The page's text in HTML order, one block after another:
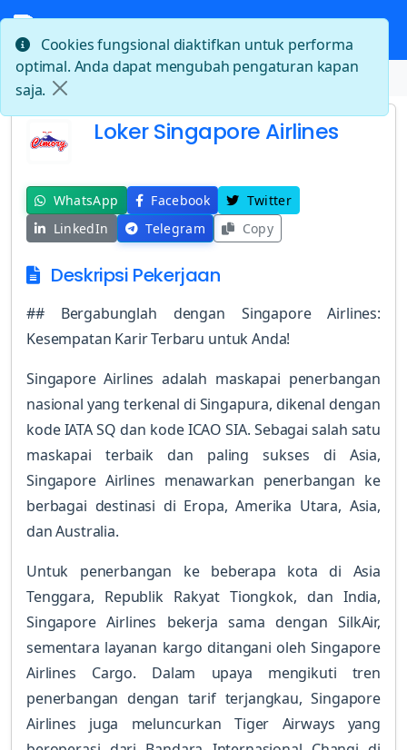
Beranda Loker Singapore Airlines
Loker Singapore Airlines
WhatsApp Facebook
Twitter
LinkedIn
Telegram Copy
Deskripsi Pekerjaan
## Bergabunglah dengan Singapore Airlines:
Kesempatan Karir Terbaru untuk Anda!
Singapore Airlines adalah maskapai penerbangan
nasional yang terkenal di Singapura, dikenal dengan
kode IATA SQ dan kode ICAO SIA. Sebagai salah satu
maskapai terbaik dan paling sukses di Asia,
Singapore Airlines menawarkan penerbangan ke
berbagai destinasi di Eropa, Amerika Utara, Asia,
dan Australia.
Untuk penerbangan ke beberapa kota di Asia
Tenggara, Republik Rakyat Tiongkok, dan India,
Singapore Airlines bekerja sama dengan SilkAir,
sementara layanan kargo ditangani oleh Singapore
Airlines Cargo. Dalam upaya mengikuti tren
penerbangan dengan tarif terjangkau, Singapore
Airlines juga meluncurkan Tiger Airways yang
Cookies fungsional diaktifkan untuk performa
optimal. Anda dapat mengubah pengaturan kapan
saja.